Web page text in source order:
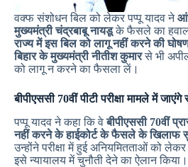
वक्फ संशोधन बिल को लेकर पप्पू यादव ने
मुख्यमंत्री चंद्रबाबू नायडूके फैसले का हवाला
राज्य में इस बिल को लागू नहीं करने की
बिहार के मुख्यमंत्री नीतीश कुमारसे भी
को लागू न करने का फैसला लें।
बीपीएससी 70वीं पीटी परीक्षा मामले में जाएंगे
पप्पू यादव ने कहा कि वेबीपीएससी 70वीं
नहीं करने के हाईकोर्ट के फैसले के खिलाफ
उन्होंने परीक्षा में हुई अनियमितताओं को
इसे न्यायालय में चुनौती देने का ऐलान किया।